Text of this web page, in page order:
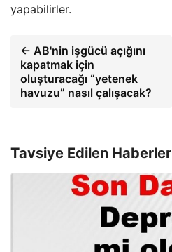
yapabilirler.
← AB'nin işgücü açığını
kapatmak için
oluşturacağı “yetenek
havuzu” nasıl çalışacak?
Tavsiye Edilen Haberler